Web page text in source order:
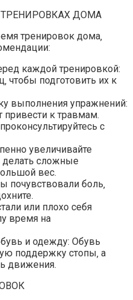
ДОМА
тренировок дома‚
каждой тренировкой:
чтобы подготовить их к
выполнения упражнений:
привести к травмам.
с
увеличивайте
делать сложные
вес.
почувствовали боль‚
или плохо себя
время на
и одежду: Обувь
поддержку стопы‚ а
движения.